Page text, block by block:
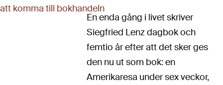
En enda gång i livet skriver
Siegfried Lenz dagbok och
femtio år efter att det sker ges
den nu ut som bok: en
Amerikaresa under sex veckor,